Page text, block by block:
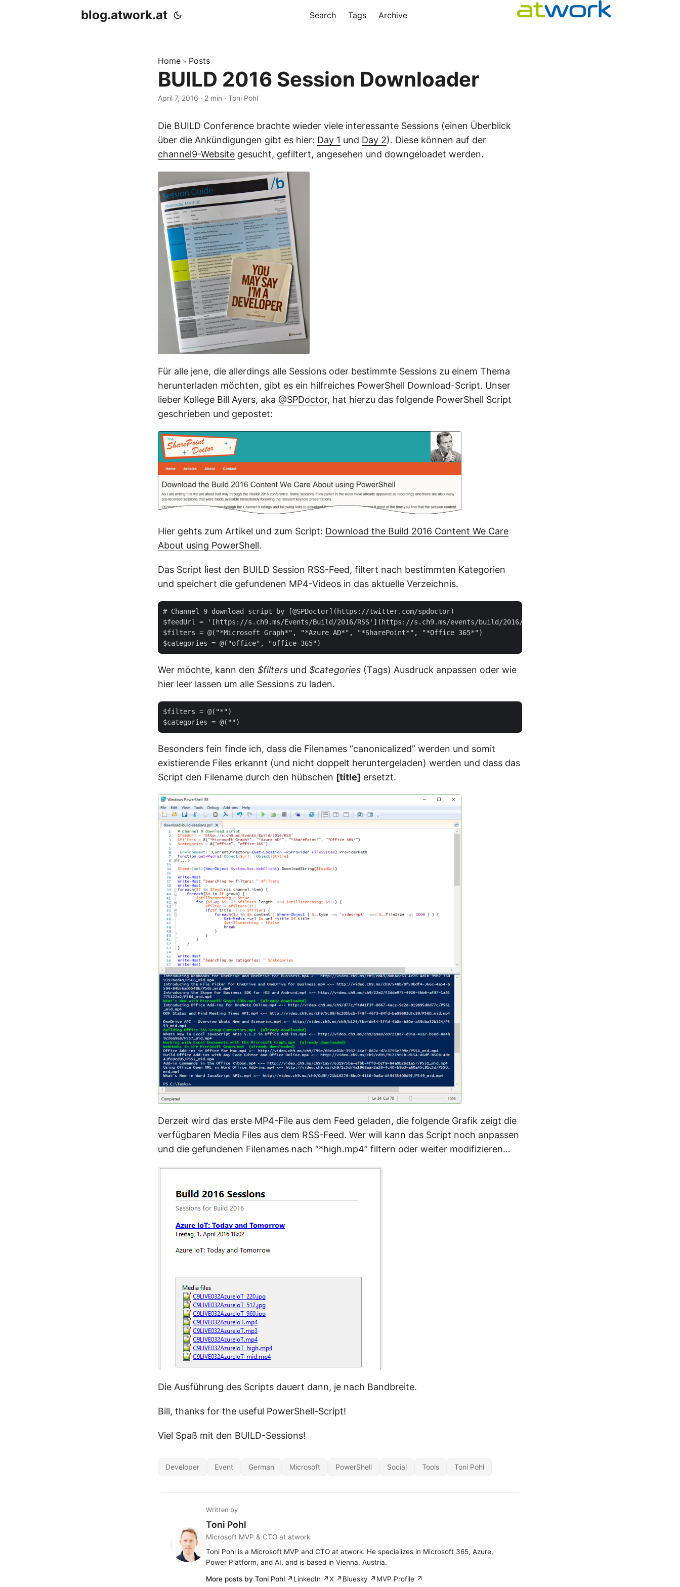
blog.atwork.at Search Tags Archive
Home » Posts
BUILD 2016 Session Downloader
April 7, 2016 · 2 min · Toni Pohl
Die BUILD Conference brachte wieder viele interessante Sessions (einen Überblick
über die Ankündigungen gibt es hier: Day 1 und Day 2). Diese können auf der
channel9-Website gesucht, gefiltert, angesehen und downgeloadet werden.
Für alle jene, die allerdings alle Sessions oder bestimmte Sessions zu einem Thema
herunterladen möchten, gibt es ein hilfreiches PowerShell Download-Script. Unser
lieber Kollege Bill Ayers, aka @SPDoctor, hat hierzu das folgende PowerShell Script
geschrieben und gepostet:
Hier gehts zum Artikel und zum Script: Download the Build 2016 Content We Care
About using PowerShell.
Das Script liest den BUILD Session RSS-Feed, filtert nach bestimmten Kategorien
und speichert die gefundenen MP4-Videos in das aktuelle Verzeichnis.
# Channel 9 download script by [@SPDoctor](https://twitter.com/spdoctor)
$feedUrl = '[https://s.ch9.ms/Events/Build/2016/RSS'](https://s.ch9.ms/events/build/2016/rss')
$filters = @("*Microsoft Graph*", "*Azure AD*", "*SharePoint*", "*Office 365*")
Wer möchte, kann den $filters und $categories (Tags) Ausdruck anpassen oder wie
hier leer lassen um alle Sessions zu laden.
$filters = @("*")
Besonders fein finde ich, dass die Filenames “canonicalized” werden und somit
existierende Files erkannt (und nicht doppelt heruntergeladen) werden und dass das
Script den Filename durch den hübschen [title] ersetzt.
Derzeit wird das erste MP4-File aus dem Feed geladen, die folgende Grafik zeigt die
verfügbaren Media Files aus dem RSS-Feed. Wer will kann das Script noch anpassen
und die gefundenen Filenames nach “*high.mp4” filtern oder weiter modifizieren…
Die Ausführung des Scripts dauert dann, je nach Bandbreite.
Bill, thanks for the useful PowerShell-Script!
Viel Spaß mit den BUILD-Sessions!
Developer Event German Microsoft PowerShell Social Tools Toni Pohl
Written by
Toni Pohl
Microsoft MVP & CTO at atwork
Toni Pohl is a Microsoft MVP and CTO at atwork. He specializes in Microsoft 365, Azure,
Power Platform, and AI, and is based in Vienna, Austria.
More posts by Toni Pohl ↗LinkedIn ↗X ↗ Bluesky ↗ MVP Profile ↗